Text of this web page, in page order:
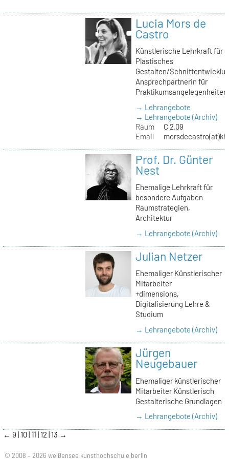
Lucia Mors de
Castro
Künstlerische Lehrkraft für
Plastisches
Gestalten/
Ansprechpartnerin für
Praktikumsangelegenheiten
→ Lehrangebote
→ Lehrangebote (Archiv)
Raum
C 2.09
Email
Prof. Dr. Günter
Nest
Ehemalige Lehrkraft für
besondere Aufgaben
Raumstrategien,
Architektur
→ Lehrangebote (Archiv)
Julian Netzer
Ehemaliger Künstlerischer
Mitarbeiter
+dimensions,
Digitalisierung Lehre &
Studium
→ Lehrangebote (Archiv)
Jürgen
Neugebauer
Ehemaliger künstlerischer
Mitarbeiter Künstlerisch
Gestalterische Grundlagen
→ Lehrangebote (Archiv)
← 9 10 11 12 13 →
© 2008 – 2026 weißensee kunsthochschule berlin